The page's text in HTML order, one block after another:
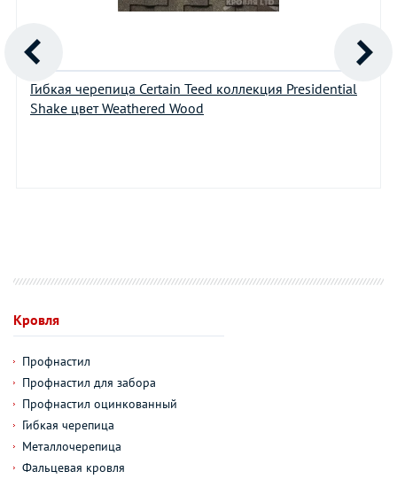
Гибкая черепица Certain Teed коллекция Presidential
Shake цвет Weathered Wood
Кровля
Профнастил
Профнастил для забора
Профнастил оцинкованный
Гибкая черепица
Металлочерепица
Фальцевая кровля